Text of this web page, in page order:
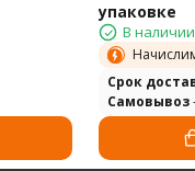
упаковке
В наличии
Cрок
Самовывоз